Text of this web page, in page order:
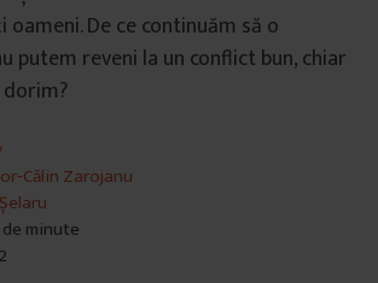
De ce continuăm să o
putem reveni la un conflict bun, chiar
Zarojanu
minute